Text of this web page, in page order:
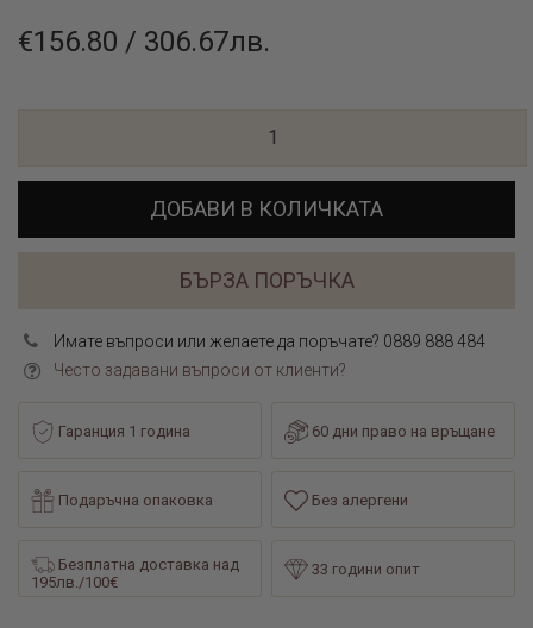
€156.80 / 306.67лв.
ДОБАВИ В КОЛИЧКАТА
БЪРЗА ПОРЪЧКА
Имате въпроси или желаете да поръчате? 0889 888 484
Често задавани въпроси от клиенти?
Гаранция 1 година 60 дни право на връщане
Подаръчна опаковка Без алергени
Безплатна доставка над
195лв./100€
33 години опит